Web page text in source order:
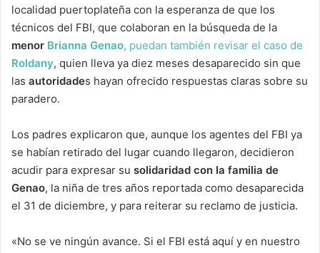
localidad puertoplateña con la esperanza de que los
técnicos del FBI, que colaboran en la búsqueda de la
menor Brianna Genao, puedan también revisar el caso de
Roldany, quien lleva ya diez meses desaparecido sin que
las autoridades hayan ofrecido respuestas claras sobre su
paradero.
Los padres explicaron que, aunque los agentes del FBI ya
se habían retirado del lugar cuando llegaron, decidieron
acudir para expresar su solidaridad con la familia de
Genao, la niña de tres años reportada como desaparecida
el 31 de diciembre, y para reiterar su reclamo de justicia.
«No se ve ningún avance. Si el FBI está aquí y en nuestro